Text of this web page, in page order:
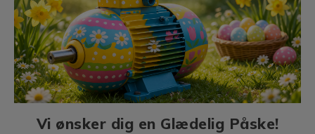
Vi ønsker dig en Glædelig Påske!